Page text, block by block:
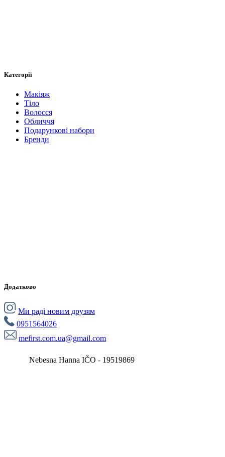
Категорії
Макіяж
Тіло
Волосся
Обличчя
Подарункові набори
Бренди
Додатково
Ми раді новим друзям
0951564026
mefirst.com.ua@gmail.com
Nebesna Hanna IČO - 19519869